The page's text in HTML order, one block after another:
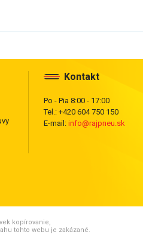
Kontakt
Po - Pia 8:00 - 17:00
Tel.: +420 604 750 150
E-mail: info@rajpneu.sk
kopírovanie,
tohto webu je zakázané.